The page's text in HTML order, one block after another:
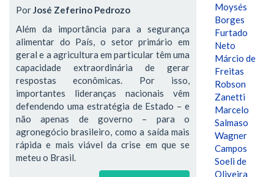
PorJosé Zeferino Pedrozo
Além da importância para a segurança
alimentar do País, o setor primário em
geral e a agricultura em particular têm uma
capacidade extraordinária de gerar
respostas econômicas. Por isso,
importantes lideranças nacionais vêm
defendendo uma estratégia de Estado – e
não apenas de governo – para o
agronegócio brasileiro, como a saída mais
rápida e mais viável da crise em que se
meteu o Brasil.
Moysés
Borges
Furtado
Neto
Márcio de
Freitas
Robson
Zanetti
Marcelo
Salmaso
Wagner
Campos
Soeli de
Oliveira